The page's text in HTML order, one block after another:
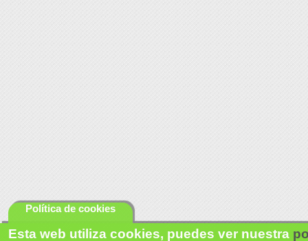
Esta web utiliza cookies, puedes ver nuestra
Política de cookies